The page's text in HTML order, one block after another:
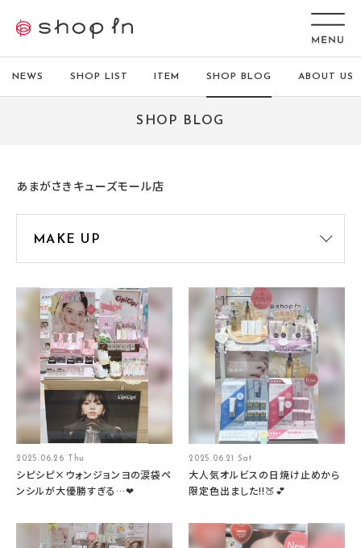
NEWS SHOP LIST ITEM SHOP BLOG ABOUT US
SHOP BLOG
あまがさきキューズモール店
2025.06.26 Thu
シピシピ×ウォンジョンヨの涙袋ペ
ンシルが大優勝すぎる…❤
2025.06.21 Sat
大人気オルビスの日焼け止めから
限定色出ました!!🍑💕